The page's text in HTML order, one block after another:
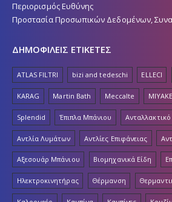
Περιορισμός Ευθύνης
Προστασία Προσωπικών Δεδομένων,
ΔΗΜΟΦΙΛΕΙΣ ΕΤΙΚΕΤΕΣ
ATLAS FILTRI bizi and tedeschi ELLECI
KARAG Martin Bath Meccalte MIYAKE
Splendid Έπιπλα Μπάνιου Ανταλλακτικό
Αντλία Λυμάτων Αντλίες Επιφάνειας
Αξεσουάρ Μπάνιου Βιομηχανικά Είδη
Ηλεκτροκινητήρας Θέρμανση